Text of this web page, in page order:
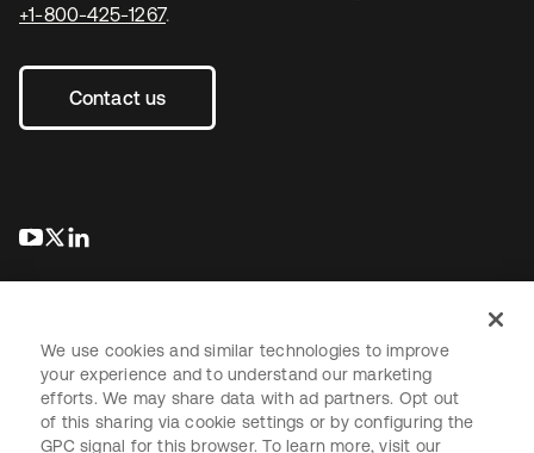
+1-800-425-1267.
Contact us
새 탭에서 열림
새 탭에서 열림
Legal Privacy PolicySite TermsSecuritySitemap
Cookie PreferencesYour Privacy Choices
We use cookies and similar technologies to improve
your experience and to understand our marketing
efforts. We may share data with ad partners. Opt out
of this sharing via cookie settings or by configuring the
GPC signal for this browser. To learn more, visit our